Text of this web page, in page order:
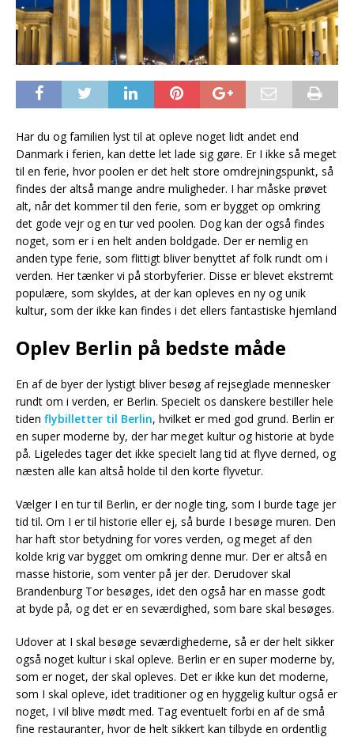
Har du og familien lyst til at opleve noget lidt andet end
Danmark i ferien, kan dette let lade sig gøre. Er I ikke så meget
til en ferie, hvor poolen er det helt store omdrejningspunkt, så
findes der altså mange andre muligheder. I har måske prøvet
alt, når det kommer til den ferie, som er bygget op omkring
det gode vejr og en tur ved poolen. Dog kan der også findes
noget, som er i en helt anden boldgade. Der er nemlig en
anden type ferie, som flittigt bliver benyttet af folk rundt om i
verden. Her tænker vi på storbyferier. Disse er blevet ekstremt
populære, som skyldes, at der kan opleves en ny og unik
kultur, som der ikke kan findes i det ellers fantastiske hjemland
Oplev Berlin på bedste måde
En af de byer der lystigt bliver besøg af rejseglade mennesker
rundt om i verden, er Berlin. Specielt os danskere bestiller hele
tiden flybilletter til Berlin, hvilket er med god grund. Berlin er
en super moderne by, der har meget kultur og historie at byde
på. Ligeledes tager det ikke specielt lang tid at flyve derned, og
næsten alle kan altså holde til den korte flyvetur.
Vælger I en tur til Berlin, er der nogle ting, som I burde tage jer
tid til. Om I er til historie eller ej, så burde I besøge muren. Den
har haft stor betydning for vores verden, og meget af den
kolde krig var bygget om omkring denne mur. Der er altså en
masse historie, som venter på jer der. Derudover skal
Brandenburg Tor besøges, idet den også har en masse godt
at byde på, og det er en seværdighed, som bare skal besøges.
Udover at I skal besøge seværdighederne, så er der helt sikker
også noget kultur i skal opleve. Berlin er en super moderne by,
som er noget, der skal opleves. Det er ikke kun det moderne,
som I skal opleve, idet traditioner og en hyggelig kultur også er
noget, I vil blive mødt med. Tag eventuelt forbi en af de små
fine restauranter, hvor de helt sikkert kan tilbyde en ordentlig